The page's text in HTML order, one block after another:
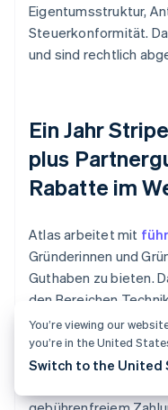
Eigentumsstruktur,
Steuerkonformität.
und sind rechtlich
Ein Jahr
plus
Rabatte im
Atlas arbeitet mit
Gründerinnen und
Guthaben zu bieten.
den Bereichen
und
und Perplexity.
einen kostenlosen
You’re viewing our
you’re in the United
Switch to the United